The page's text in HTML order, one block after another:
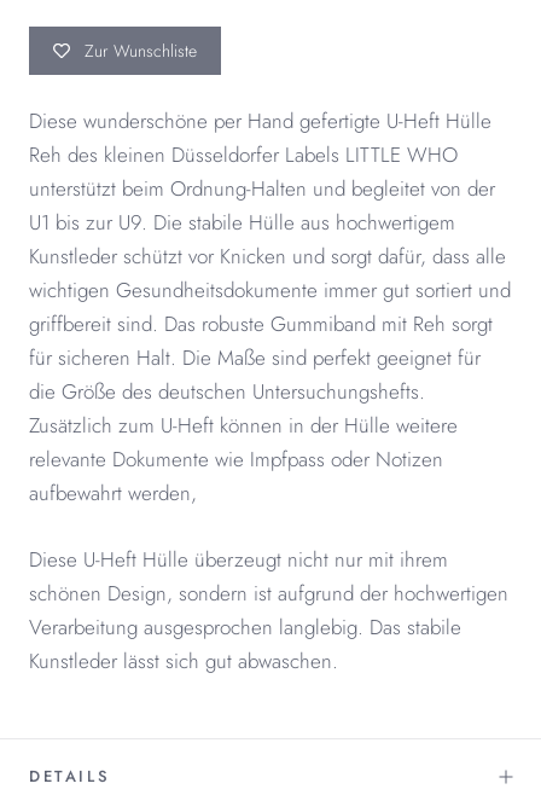
Zur Wunschliste
Diese wunderschöne per Hand gefertigte U-Heft Hülle
Reh des kleinen Düsseldorfer Labels LITTLE WHO
unterstützt beim Ordnung-Halten und begleitet von der
U1 bis zur U9. Die stabile Hülle aus hochwertigem
Kunstleder schützt vor Knicken und sorgt dafür, dass alle
wichtigen Gesundheitsdokumente immer gut sortiert und
griffbereit sind. Das robuste Gummiband mit Reh sorgt
für sicheren Halt. Die Maße sind perfekt geeignet für
die Größe des deutschen Untersuchungshefts.
Zusätzlich zum U-Heft können in der Hülle weitere
relevante Dokumente wie Impfpass oder Notizen
aufbewahrt werden,
Diese U-Heft Hülle überzeugt nicht nur mit ihrem
schönen Design, sondern ist aufgrund der hochwertigen
Verarbeitung ausgesprochen langlebig. Das stabile
Kunstleder lässt sich gut abwaschen.
DETAILS